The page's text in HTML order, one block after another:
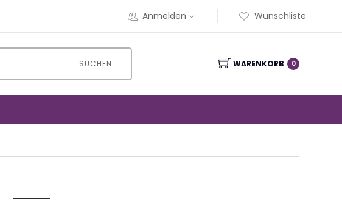
Anmelden Wunschliste
SUCHEN WARENKORB 0